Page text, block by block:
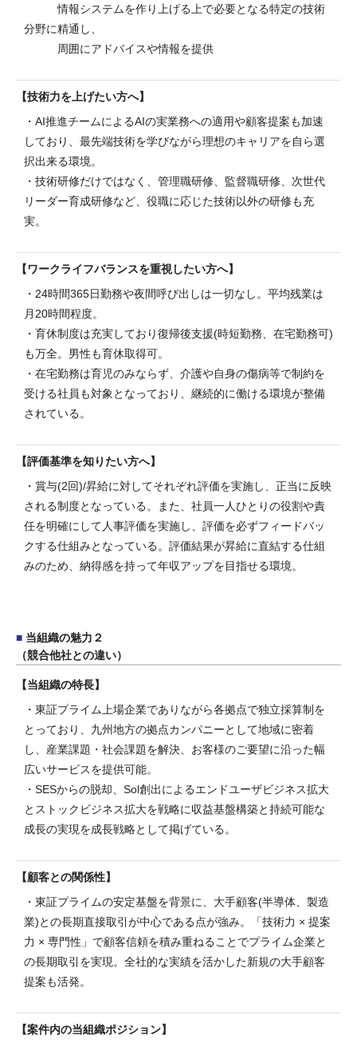
情報システムを作り上げる上で必要となる特定の技術
分野に精通し、
周囲にアドバイスや情報を提供
技術力を上げたい方へ
・AI推進チームによるAIの実業務への適用や顧客提案も加速
しており、最先端技術を学びながら理想のキャリアを自ら選
択出来る環境。
・技術研修だけではなく、管理職研修、監督職研修、次世代
リーダー育成研修など、役職に応じた技術以外の研修も充
実。
ワークライフバランスを重視したい方へ
・24時間365日勤務や夜間呼び出しは一切なし。平均残業は
月20時間程度。
・育休制度は充実しており復帰後支援(時短勤務、在宅勤務可)
も万全。男性も育休取得可。
・在宅勤務は育児のみならず、介護や自身の傷病等で制約を
受ける社員も対象となっており、継続的に働ける環境が整備
されている。
評価基準を知りたい方へ
・賞与(2回)/昇給に対してそれぞれ評価を実施し、正当に反映
される制度となっている。また、社員一人ひとりの役割や責
任を明確にして人事評価を実施し、評価を必ずフィードバッ
クする仕組みとなっている。評価結果が昇給に直結する仕組
みのため、納得感を持って年収アップを目指せる環境。
当組織の魅力２
（競合他社との違い）
当組織の特長
・東証プライム上場企業でありながら各拠点で独立採算制を
とっており、九州地方の拠点カンパニーとして地域に密着
し、産業課題・社会課題を解決、お客様のご要望に沿った幅
広いサービスを提供可能。
・SESからの脱却、Sol創出によるエンドユーザビジネス拡大
とストックビジネス拡大を戦略に収益基盤構築と持続可能な
成長の実現を成長戦略として掲げている。
顧客との関係性
・東証プライムの安定基盤を背景に、大手顧客(半導体、製造
業)との長期直接取引が中心である点が強み。「技術力 × 提案
力 × 専門性」で顧客信頼を積み重ねることでプライム企業と
の長期取引を実現。全社的な実績を活かした新規の大手顧客
提案も活発。
案件内の当組織ポジション